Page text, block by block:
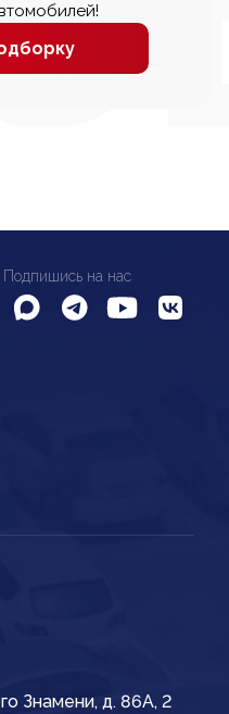
Подпишись на нас
Знамени, д. 86А, 2